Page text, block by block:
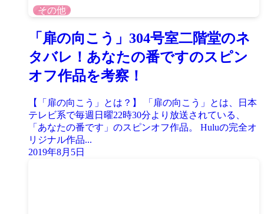
その他
「扉の向こう」304号室二階堂のネ
タバレ！あなたの番ですのスピン
オフ作品を考察！
【「扉の向こう」とは？】 「扉の向こう」とは、日本
テレビ系で毎週日曜22時30分より放送されている、
「あなたの番です」のスピンオフ作品。 Huluの完全オ
リジナル作品...
2019年8月5日